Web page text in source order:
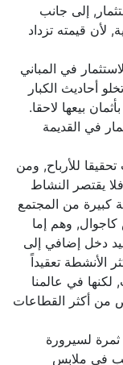
إلى جانب
قيمته تزداد
في المباني
أحاديث الكبار
بيعها لاحقا.
في القديمة
للأرباح, ومن
يقتصر النشاط
من المجتمع
وهم إما
دخل إضافي إلى
تعقيداً
في عالمنا
أكثر القطاعات
لسيرورة
في ملابس